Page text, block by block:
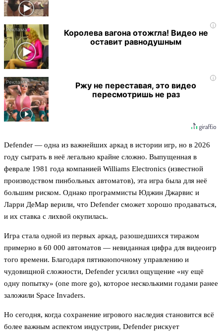
i
Королева вагона отожгла! Видео не
оставит равнодушным
i
Ржу не переставая, это видео
пересмотришь не раз
Defender — одна из важнейших аркад в истории игр, но в 2026
году сыграть в неё легально крайне сложно. Выпущенная в
феврале 1981 года компанией Williams Electronics (известной
производством пинбольных автоматов), эта игра была для неё
большим риском. Однако программисты Юджин Джарвис и
Ларри ДеМар верили, что Defender сможет хорошо продаваться,
и их ставка с лихвой окупилась.
Игра стала одной из первых аркад, разошедшихся тиражом
примерно в 60 000 автоматов — невиданная цифра для видеоигр
того времени. Благодаря пятикнопочному управлению и
чудовищной сложности, Defender усилил ощущение «ну ещё
одну попытку» (one more go), которое несколькими годами ранее
заложили Space Invaders.
Но сегодня, когда сохранение игрового наследия становится всё
более важным аспектом индустрии, Defender рискует